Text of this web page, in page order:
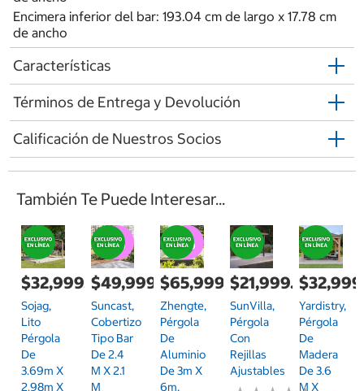
Encimera inferior del bar: 193.04 cm de largo x 17.78 cm
de ancho
Características
Términos de Entrega y Devolución
Calificación de Nuestros Socios
También Te Puede Interesar...
$32,999.00
Sojag,
Lito
Pérgola
De
3.69m X
2.98m X
$49,999.00
Suncast,
Cobertizo
Tipo Bar
De 2.4
M X 2.1
M
$65,999.00
Zhengte,
Pérgola
De
Aluminio
De 3m X
6m,
$21,999.00
SunVilla,
Pérgola
Con
Rejillas
Ajustables
Yardistry,
Pérgola
De
Madera
De 3.6
M X